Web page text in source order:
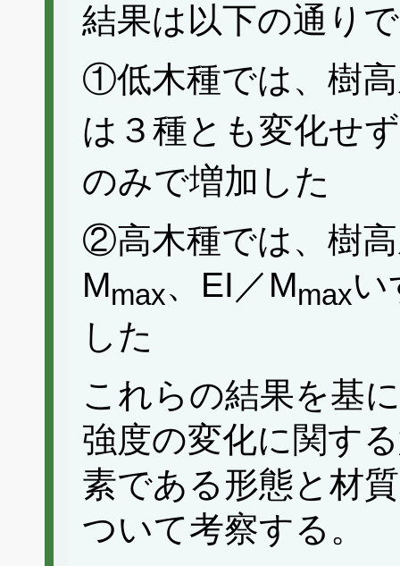
結果は以下の通り
①低木種では、樹
は３種とも変化せ
のみで増加した
②高木種では、樹
Mmax、EI／Mmaxい
した
これらの結果を基
強度の変化に関す
素である形態と材
ついて考察する。